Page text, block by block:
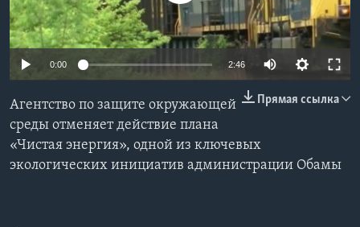
Learning English
СОЦИАЛЬНЫЕ СЕТИ
Языки
0:00 2:46
Прямая ссылка
Агентство по защите окружающей
среды отменяет действие плана
«Чистая энергия», одной из ключевых
экологических инициатив администрации Обамы